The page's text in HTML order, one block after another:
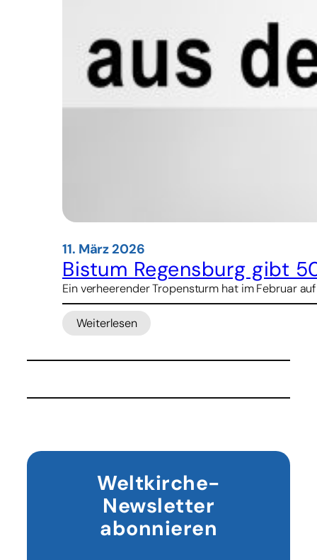
11. März 2026
Bistum Regensburg gibt
Ein verheerender Tropensturm hat im Februar
Weiterlesen
:
Regensburg
Opfer
Madagaskar
Weltkirche-
Newsletter
abonnieren